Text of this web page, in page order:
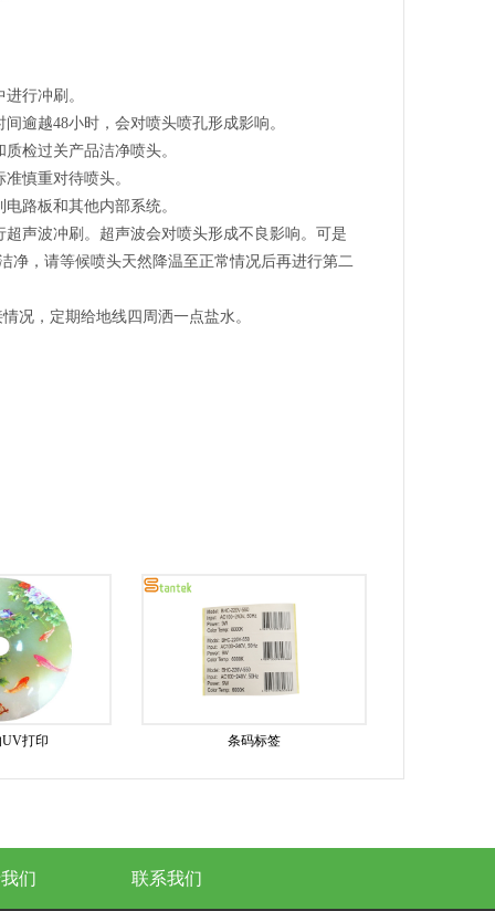
行冲刷。
逾越48小时，会对喷头喷孔形成影响。
检过关产品洁净喷头。
慎重对待喷头。
路板和其他内部系统。
声波冲刷。超声波会对喷头形成不良影响。可是
净，请等候喷头天然降温至正常情况后再进行第二
况，定期给地线四周洒一点盐水。
打印 条码标签
们 联系我们